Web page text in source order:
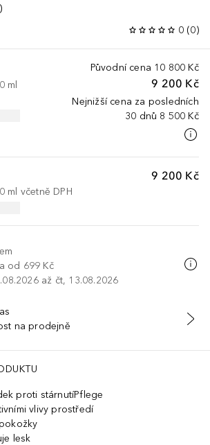
0 (0)
Původní cena 10 800 Kč
9 200 Kč
Nejnižší cena za posledních
30 dnů 8 500 Kč
ml
9 200 Kč
ml včetně DPH
od 699 Kč
až čt, 13.08.2026
PŘIDAT DO KOŠÍKU
na prodejně
proti stárnutíPflege
vlivy prostředí
lesk